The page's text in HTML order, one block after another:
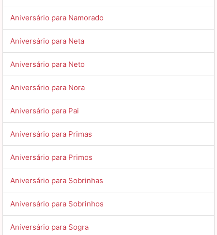
Aniversário para Namorado
Aniversário para Neta
Aniversário para Neto
Aniversário para Nora
Aniversário para Pai
Aniversário para Primas
Aniversário para Primos
Aniversário para Sobrinhas
Aniversário para Sobrinhos
Aniversário para Sogra